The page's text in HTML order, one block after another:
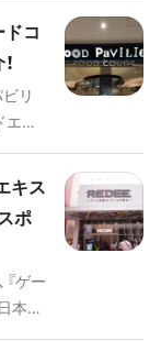
き
んな
ご
ドコ
リ
エリ
さ
事を
キ
介い
キス
ポ
『ゲー
本最